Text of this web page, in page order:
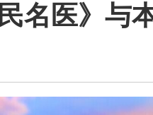
名医》与